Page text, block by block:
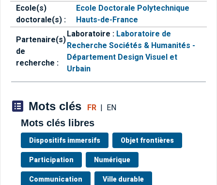
Ecole(s)
doctorale(s) :
Ecole Doctorale Polytechnique
Hauts-de-France
Partenaire(s)
de
recherche :
Laboratoire : Laboratoire de
Recherche Sociétés & Humanités -
Département Design Visuel et
Urbain
Mots clés FR| EN
Mots clés libres
Dispositifs immersifs Objet frontières
Participation Numérique
Communication Ville durable